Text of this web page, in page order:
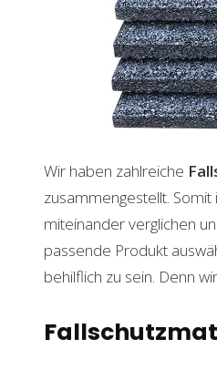
Wir haben zahlreiche
zusammengestellt.
miteinander verglichen
passende Produkt
behilflich zu sein. Denn